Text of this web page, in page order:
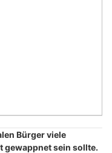
Bürger viele
gewappnet sein sollte.